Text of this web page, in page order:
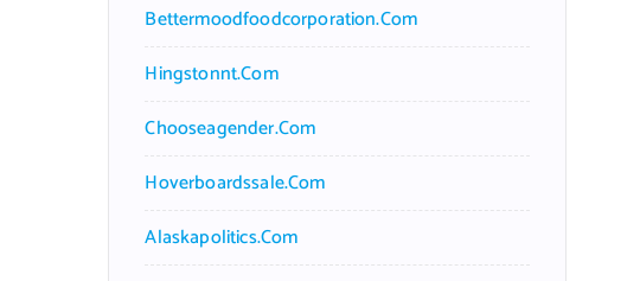
Bettermoodfoodcorporation.com
Hingstonnt.com
Chooseagender.com
Hoverboardssale.com
Alaskapolitics.com